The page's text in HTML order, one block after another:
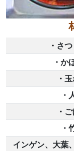
・ さ
・ か
・
・
・
・
インゲン、大葉